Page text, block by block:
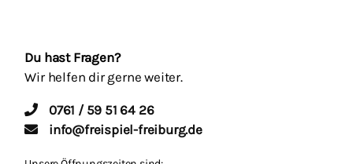
Du hast Fragen?
Wir helfen dir gerne weiter.
0761 / 59 51 64 26
info@freispiel-freiburg.de